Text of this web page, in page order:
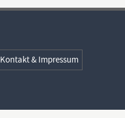
Kontakt & Impressum